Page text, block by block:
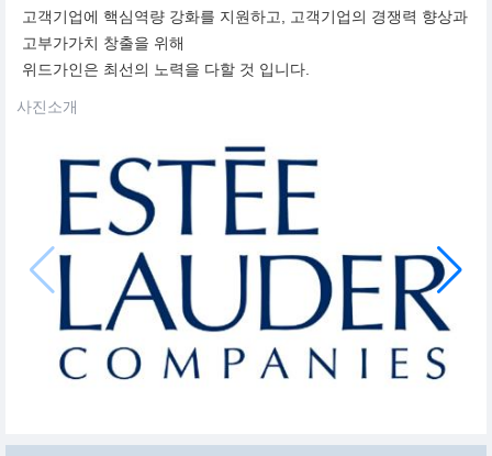
고객기업에 핵심역량 강화를 지원하고, 고객기업의 경쟁력 향상과
고부가가치 창출을 위해
위드가인은 최선의 노력을 다할 것 입니다.
사진소개